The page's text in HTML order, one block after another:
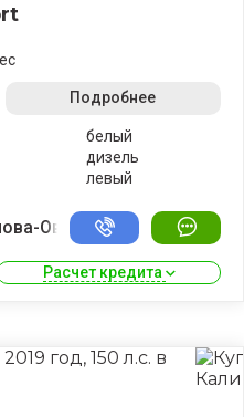
белый
дизель
левый
Подробнее
Овсеенко
Расчет кредита